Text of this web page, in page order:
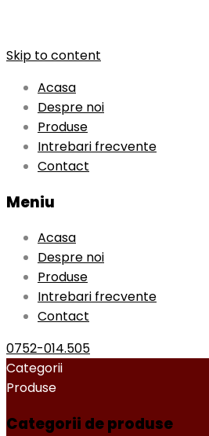
Skip to content
Acasa
Despre noi
Produse
Intrebari frecvente
Contact
Meniu
Acasa
Despre noi
Produse
Intrebari frecvente
Contact
0752-014.505
Categorii
Produse
Categorii de produse